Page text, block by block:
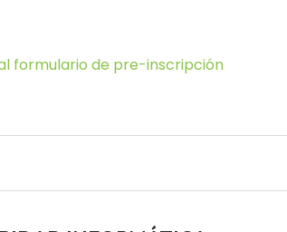
formulario de pre-inscripción